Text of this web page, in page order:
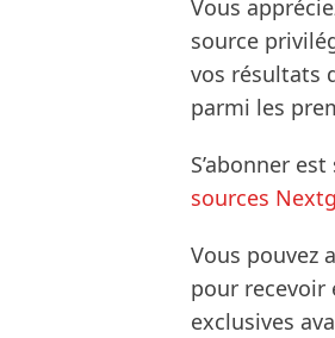
Vous
source
vos résultats
parmi les
S’abonner
sources
Vous pouvez
pour recevoir
exclusives